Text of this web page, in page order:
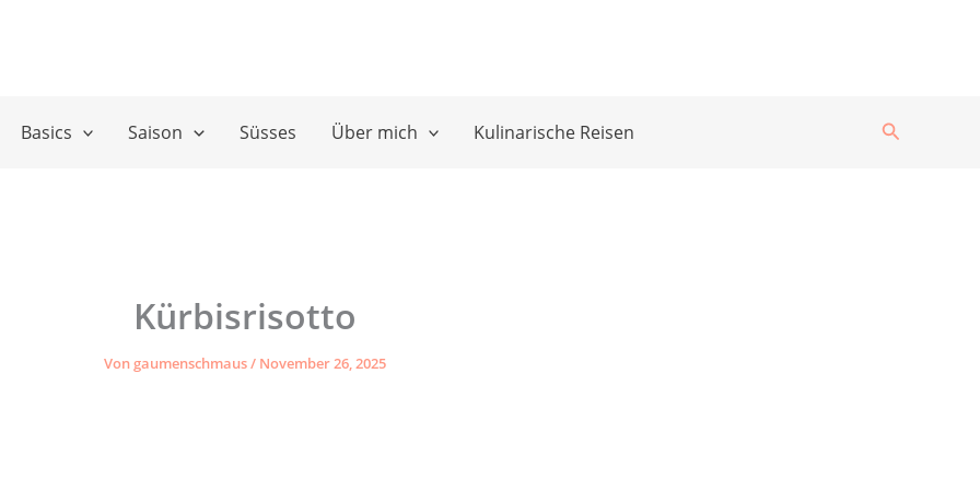
Basics Saison Süsses Über mich Kulinarische Reisen Suchen
Kürbisrisotto
Vongaumenschmaus/ November 26, 2025